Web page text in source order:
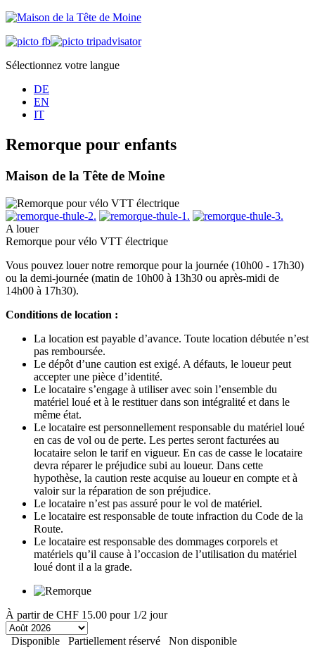
Sélectionnez votre langue
DE
EN
IT
Remorque pour enfants
Maison de la Tête de Moine
A louer
Remorque pour vélo VTT électrique
Vous pouvez louer notre remorque pour la journée (10h00 - 17h30)
ou la demi-journée (matin de 10h00 à 13h30 ou après-midi de
14h00 à 17h30).
Conditions de location :
La location est payable d’avance. Toute location débutée n’est
pas remboursée.
Le dépôt d’une caution est exigé. A défauts, le loueur peut
accepter une pièce d’identité.
Le locataire s’engage à utiliser avec soin l’ensemble du
matériel loué et à le restituer dans son intégralité et dans le
même état.
Le locataire est personnellement responsable du matériel loué
en cas de vol ou de perte. Les pertes seront facturées au
locataire selon le tarif en vigueur. En cas de casse le locataire
devra réparer le préjudice subi au loueur. Dans cette
hypothèse, la caution reste acquise au loueur en compte et à
valoir sur la réparation de son préjudice.
Le locataire n’est pas assuré pour le vol de matériel.
Le locataire est responsable de toute infraction du Code de la
Route.
Le locataire est responsable des dommages corporels et
matériels qu’il cause à l’occasion de l’utilisation du matériel
loué dont il a la grade.
À partir de CHF 15.00 pour 1/2 jour
Disponible Partiellement réservé
Non disponible